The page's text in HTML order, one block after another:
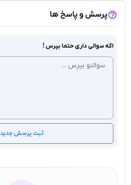
پرسش و پاسخ ها
اگه سوالی داری حتما بپرس !
ثبت پرسش جدید